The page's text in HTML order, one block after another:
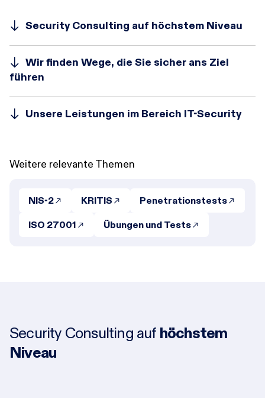
Security Consulting auf höchstem Niveau
Wir finden Wege, die Sie sicher ans Ziel
führen
Unsere Leistungen im Bereich IT-Security
Weitere relevante Themen
NIS-2 KRITIS Penetrationstests
ISO 27001 Übungen und Tests
Security Consulting auf höchstem
Niveau